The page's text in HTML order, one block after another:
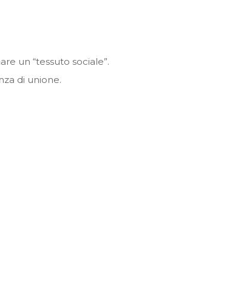
un “tessuto sociale”.
di unione.